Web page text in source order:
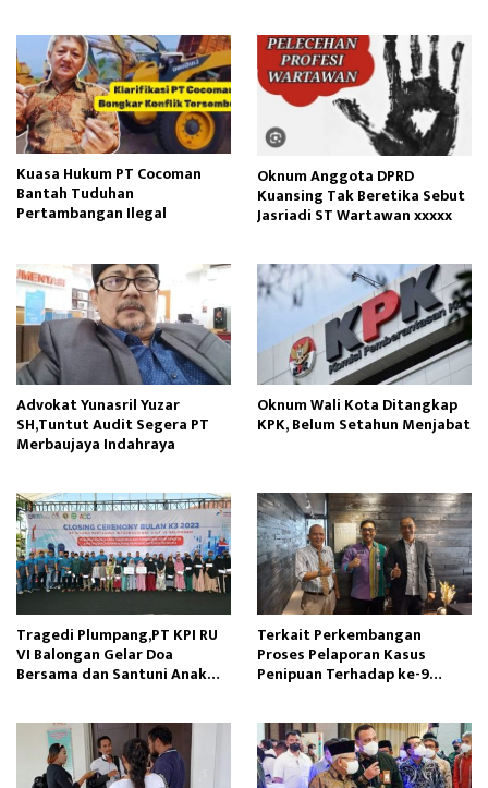
Kuasa Hukum PT Cocoman
Bantah Tuduhan
Pertambangan Ilegal
Oknum Anggota DPRD
Kuansing Tak Beretika Sebut
Jasriadi ST Wartawan xxxxx
Advokat Yunasril Yuzar
SH,Tuntut Audit Segera PT
Merbaujaya Indahraya
Oknum Wali Kota Ditangkap
KPK, Belum Setahun Menjabat
Tragedi Plumpang,PT KPI RU
VI Balongan Gelar Doa
Bersama dan Santuni Anak
Terkait Perkembangan
Proses Pelaporan Kasus
Penipuan Terhadap ke-9